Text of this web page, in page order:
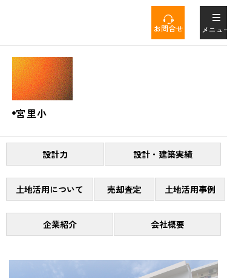
プ
お問合せ メニュー
Tag
宮里小
設計力 設計・建築実績
土地活用について 売却査定 土地活用事例
企業紹介 会社概要